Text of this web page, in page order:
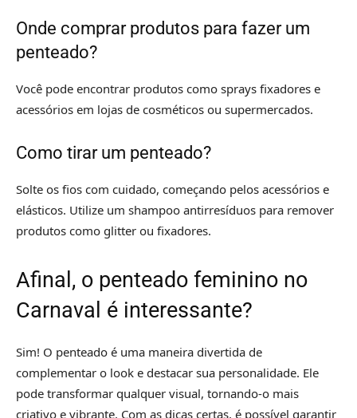
Onde comprar produtos para fazer um
penteado?
Você pode encontrar produtos como sprays fixadores e
acessórios em lojas de cosméticos ou supermercados.
Como tirar um penteado?
Solte os fios com cuidado, começando pelos acessórios e
elásticos. Utilize um shampoo antirresíduos para remover
produtos como glitter ou fixadores.
Afinal, o penteado feminino no
Carnaval é interessante?
Sim! O penteado é uma maneira divertida de
complementar o look e destacar sua personalidade. Ele
pode transformar qualquer visual, tornando-o mais
criativo e vibrante. Com as dicas certas, é possível garantir